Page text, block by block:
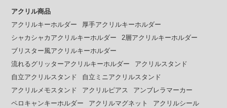
アクリル商品
アクリルキーホルダー
厚手アクリルキーホルダー
シャカシャカアクリルキーホルダー
2層アクリルキーホルダー
ブリスター風アクリルキーホルダー
流れるグリッターアクリルキーホルダー
アクリルスタンド
自立アクリルスタンド
自立ミニアクリルスタンド
アクリルメモスタンド
アクリルピアス
アンブレラマーカー
ペロキャンキーホルダー
アクリルマグネット
アクリルシール